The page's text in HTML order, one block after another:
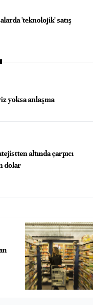
'teknolojik' satış
yoksa anlaşma
altında çarpıcı
dolar